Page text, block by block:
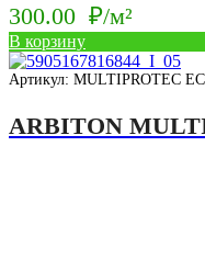
300.00 ₽/м²
В корзину
Артикул: MULTIPROTEC
ARBITON